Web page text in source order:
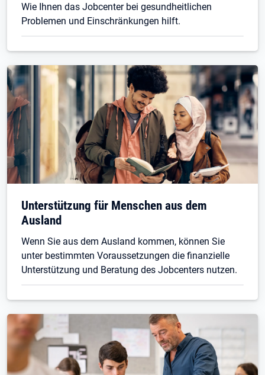
Wie Ihnen das Jobcenter bei gesundheitlichen
Problemen und Einschränkungen hilft.
Unterstützung für Menschen aus dem
Ausland
Wenn Sie aus dem Ausland kommen, können Sie
unter bestimmten Voraussetzungen die finanzielle
Unterstützung und Beratung des Jobcenters nutzen.